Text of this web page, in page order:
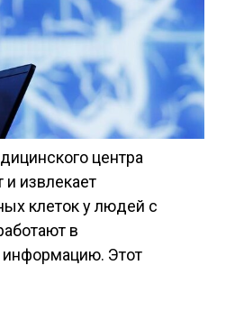
центра
и извлекает
клеток у людей с
в
информацию. Этот